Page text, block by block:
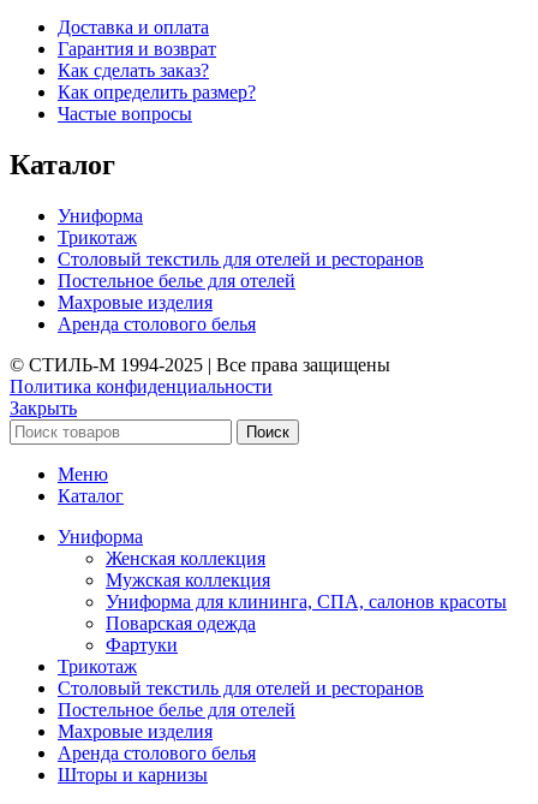
Доставка и оплата
Гарантия и возврат
Как сделать заказ?
Как определить размер?
Частые вопросы
Каталог
Униформа
Трикотаж
Столовый текстиль для отелей и ресторанов
Постельное белье для отелей
Махровые изделия
Аренда столового белья
© СТИЛЬ-М 1994-2025 | Все права защищены
Политика конфиденциальности
Закрыть
Поиск
Меню
Каталог
Униформа
Женская коллекция
Мужская коллекция
Униформа для клининга, СПА, салонов красоты
Поварская одежда
Фартуки
Трикотаж
Столовый текстиль для отелей и ресторанов
Постельное белье для отелей
Махровые изделия
Аренда столового белья
Шторы и карнизы